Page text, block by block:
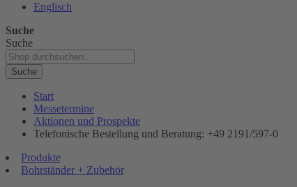
Englisch
Suche
Suche
Suche
Start
Messetermine
Aktionen und Prospekte
Telefonische Bestellung und Beratung: +49 2191/597-0
Produkte
Bohrständer + Zubehör